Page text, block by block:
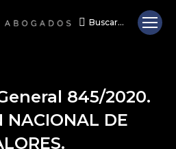
Search:
Buscar...
845/2020.
NACIONAL DE